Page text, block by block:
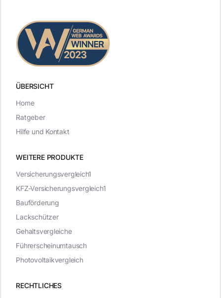
ÜBERSICHT
WEITERE PRODUKTE
RECHTLICHES
Versicherungsvergleich1
KFZ-Versicherungsvergleich1
Bauförderung
Lackschützer
Gehaltsvergleiche
Führerscheinumtausch
Photovoltaikvergleich
Home
Ratgeber
Hilfe und Kontakt